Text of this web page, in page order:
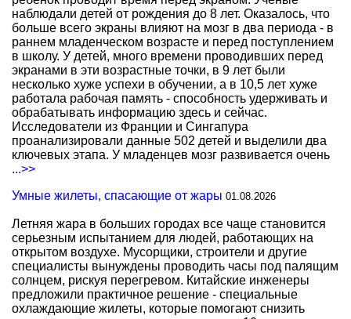
наблюдали детей от рождения до 8 лет. Оказалось, что
больше всего экраны влияют на мозг в два периода - в
раннем младенческом возрасте и перед поступлением
в школу. У детей, много времени проводивших перед
экранами в эти возрастные точки, в 9 лет были
несколько хуже успехи в обучении, а в 10,5 лет хуже
работала рабочая память - способность удерживать и
обрабатывать информацию здесь и сейчас.
Исследователи из Франции и Сингапура
проанализировали данные 502 детей и выделили два
ключевых этапа. У младенцев мозг развивается очень
...>>
Умные жилеты, спасающие от жары 01.08.2026
Летняя жара в больших городах все чаще становится
серьезным испытанием для людей, работающих на
открытом воздухе. Мусорщики, строители и другие
специалисты вынуждены проводить часы под палящим
солнцем, рискуя перегревом. Китайские инженеры
предложили практичное решение - специальные
охлаждающие жилеты, которые помогают снизить